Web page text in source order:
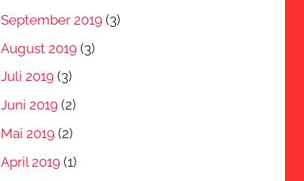
September 2019 (3)
August 2019 (3)
Juli 2019 (3)
Juni 2019 (2)
Mai 2019 (2)
April 2019 (1)